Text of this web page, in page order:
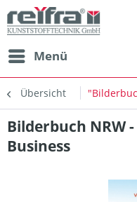
Menü
Übersicht
Bilderbuch NRW
Business